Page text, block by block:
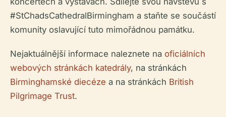
#StChadsCathedralBirmingham a staňte se součástí
komunity oslavující tuto mimořádnou památku.
Nejaktuálnější informace naleznete na oficiálních
webových stránkách katedrály, na stránkách
Birminghamské diecéze a na stránkách British
Pilgrimage Trust.